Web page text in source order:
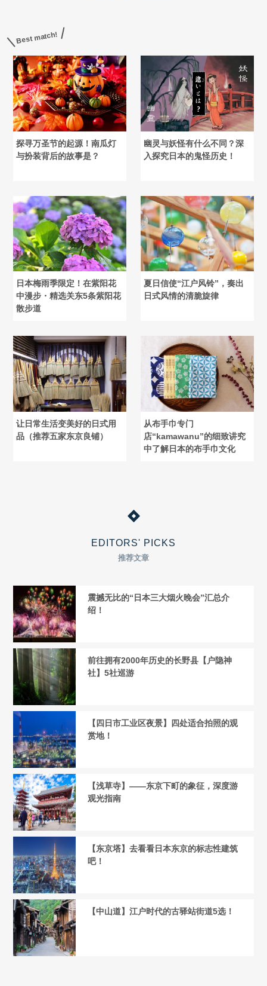
Best match!
探寻万圣节的起源！南瓜灯
与扮装背后的故事是？
幽灵与妖怪有什么不同？深
入探究日本的鬼怪历史！
日本梅雨季限定！在紫阳花
中漫步・精选关东5条紫阳花
散步道
夏日信使“江户风铃”，奏出
日式风情的清脆旋律
让日常生活变美好的日式用
品（推荐五家东京良铺）
从布手巾专门
店“kamawanu”的细致讲究
中了解日本的布手巾文化
EDITORS' PICKS
推荐文章
震撼无比的“日本三大烟火晚会”汇总介
绍！
前往拥有2000年历史的长野县【户隐神
社】5社巡游
【四日市工业区夜景】四处适合拍照的观
赏地！
【浅草寺】——东京下町的象征，深度游
观光指南
【东京塔】去看看日本东京的标志性建筑
吧！
【中山道】江户时代的古驿站街道5选！